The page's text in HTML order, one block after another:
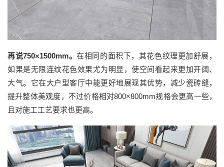
再说750×1500mm。在相同 的面积下，其花色纹理更加舒展，
如果是无限连纹花色效果尤为明显 ， 使空间看起来更加开阔、
大气。 它在大户型客厅中能更好地展现其优势，减少瓷砖缝，
提升整体美观度， 不过价格相对800×800mm规格会更高一些，
且对施工工艺要求也更高。